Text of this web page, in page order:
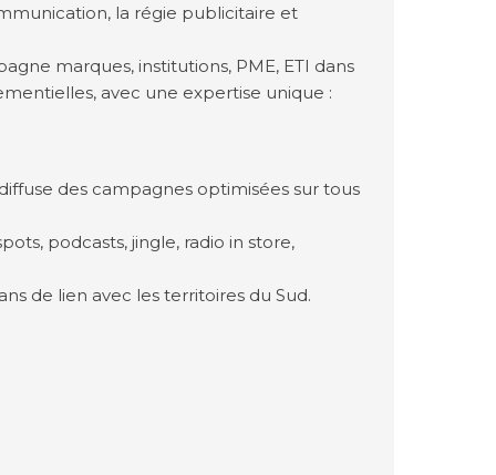
la régie publicitaire et
marques, institutions, PME, ETI dans
avec une expertise unique :
des campagnes optimisées sur tous
podcasts, jingle, radio in store,
de lien avec les territoires du Sud.